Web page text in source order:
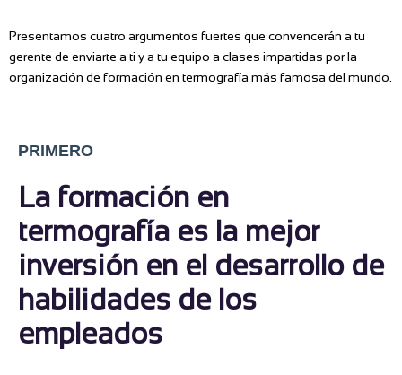
Presentamos cuatro argumentos fuertes que convencerán a tu
gerente de enviarte a ti y a tu equipo a clases impartidas por la
organización de formación en termografía más famosa del mundo.
PRIMERO
La formación en
termografía es la mejor
inversión en el desarrollo de
habilidades de los
empleados